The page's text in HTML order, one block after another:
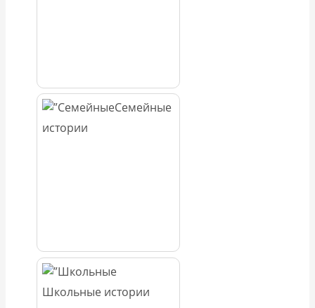
Семейные
истории
Школьные истории